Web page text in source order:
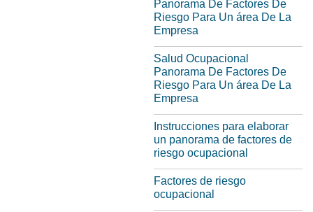
Panorama De Factores De
Riesgo Para Un área De La
Empresa
Salud Ocupacional
Panorama De Factores De
Riesgo Para Un área De La
Empresa
Instrucciones para elaborar
un panorama de factores de
riesgo ocupacional
Factores de riesgo
ocupacional